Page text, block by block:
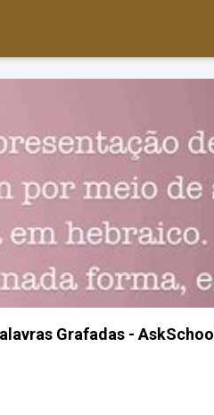
Grafadas - AskSchool